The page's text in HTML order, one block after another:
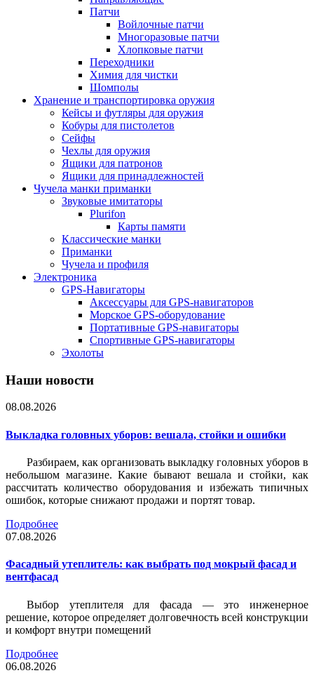
Патчи
Войлочные патчи
Многоразовые патчи
Хлопковые патчи
Переходники
Химия для чистки
Шомполы
Хранение и транспортировка оружия
Кейсы и футляры для оружия
Кобуры для пистолетов
Сейфы
Чехлы для оружия
Ящики для патронов
Ящики для принадлежностей
Чучела манки приманки
Звуковые имитаторы
Plurifon
Карты памяти
Классические манки
Приманки
Чучела и профиля
Электроника
GPS-Навигаторы
Аксессуары для GPS-навигаторов
Морское GPS-оборудование
Портативные GPS-навигаторы
Спортивные GPS-навигаторы
Эхолоты
Наши новости
08.08.2026
Выкладка головных уборов: вешала, стойки и ошибки
Разбираем, как организовать выкладку головных уборов в
небольшом магазине. Какие бывают вешала и стойки, как
рассчитать количество оборудования и избежать типичных
ошибок, которые снижают продажи и портят товар.
Подробнее
07.08.2026
Фасадный утеплитель: как выбрать под мокрый фасад и
вентфасад
Выбор утеплителя для фасада — это инженерное
решение, которое определяет долговечность всей конструкции
и комфорт внутри помещений
Подробнее
06.08.2026